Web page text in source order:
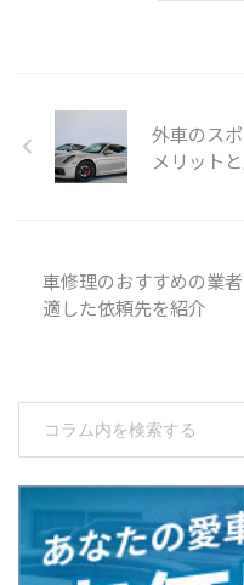
外車のス
メリット
車修理のおすすめの業
適した依頼先を紹介